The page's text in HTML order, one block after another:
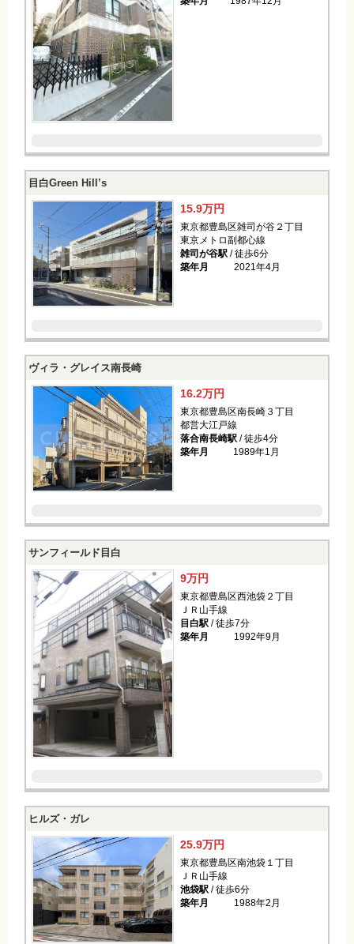
目白Green Hill’s
15.9万円
東京都豊島区雑司が谷２丁目
東京メトロ副都心線
雑司が谷駅/ 徒歩6分
築年月
2021年4月
ヴィラ・グレイス南長崎
16.2万円
東京都豊島区南長崎３丁目
都営大江戸線
落合南長崎駅/ 徒歩4分
築年月
1989年1月
サンフィールド目白
9万円
東京都豊島区西池袋２丁目
ＪＲ山手線
目白駅/ 徒歩7分
築年月
1992年9月
ヒルズ・ガレ
25.9万円
東京都豊島区南池袋１丁目
ＪＲ山手線
池袋駅/ 徒歩6分
築年月
1988年2月